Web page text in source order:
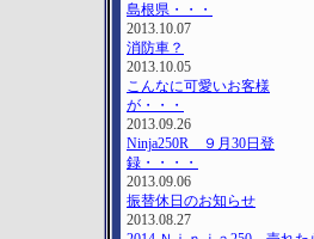
島根県・・・
2013.10.07
消防車？
2013.10.05
こんなに可愛いお客様
が・・・
2013.09.26
Ninja250R ９月30日登
録・・・・
2013.09.06
振替休日のお知らせ
2013.08.27